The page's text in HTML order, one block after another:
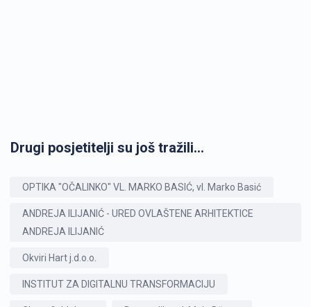
Drugi posjetitelji su još tražili...
OPTIKA "OČALINKO" VL. MARKO BASIĆ, vl. Marko Basić
ANDREJA ILIJANIĆ - URED OVLAŠTENE ARHITEKTICE
ANDREJA ILIJANIĆ
Okviri Hart j.d.o.o.
INSTITUT ZA DIGITALNU TRANSFORMACIJU